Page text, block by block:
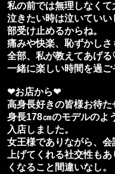
私の前では無理しなくて
泣きたい時は泣いてい
部受け止めるからね。
痛みや快楽、恥ずかしさ
全部、私が教えてあげ
一緒に楽しい時間を過ご
❤︎お店から❤︎
高身長好きの皆様お待た
身長178㎝のモデルのよ
入店しました。
女王様でありながら、
上げてくれる社交性も
くなること間違いなし。